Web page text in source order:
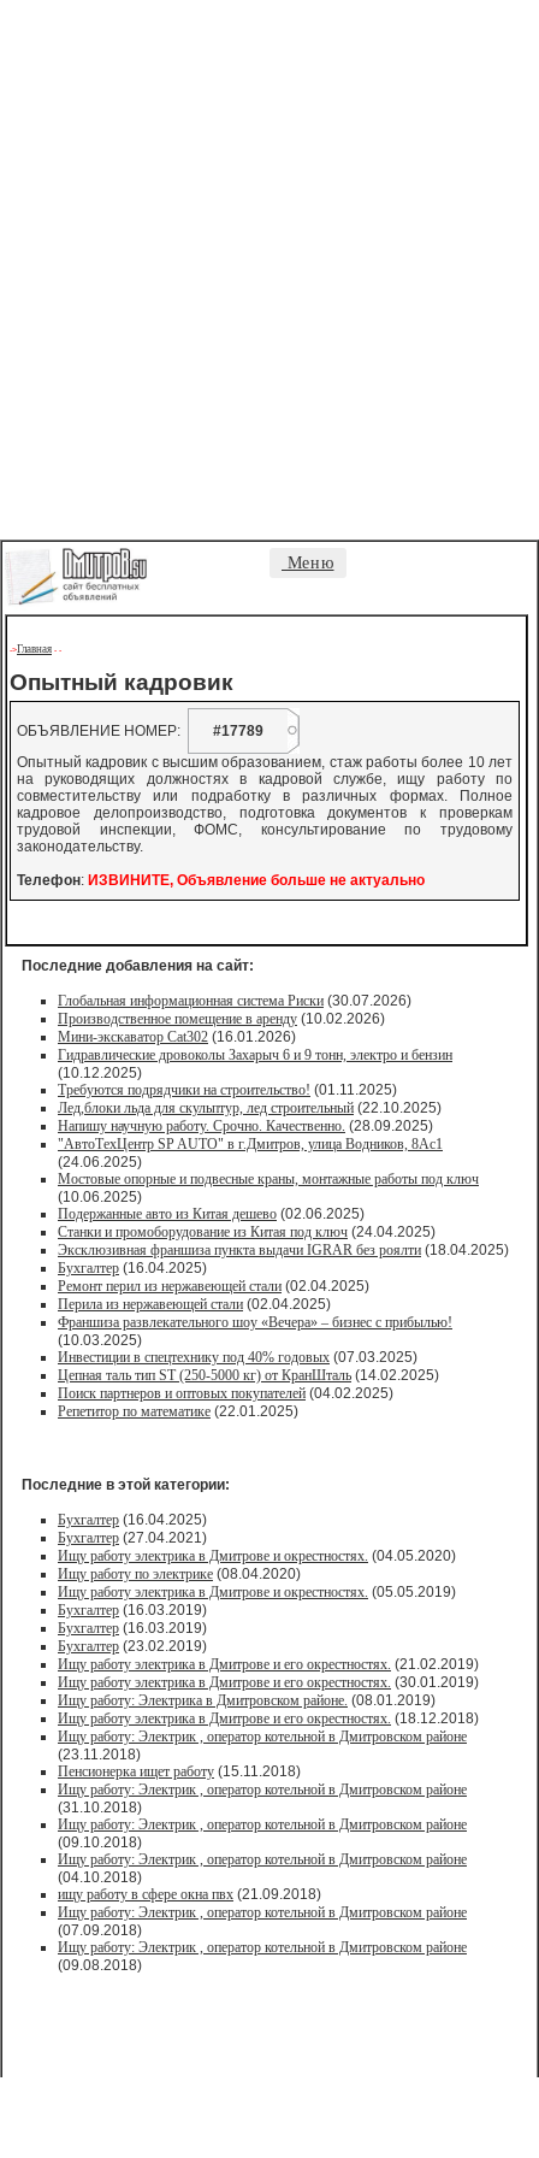
Меню
->Главная - -
Опытный кадровик
ОБЪЯВЛЕНИЕ НОМЕР:
#17789
Опытный кадровик с высшим образованием, стаж работы более 10 лет
на руководящих должностях в кадровой службе, ищу работу по
совместительству или подработку в различных формах. Полное
кадровое делопроизводство, подготовка документов к проверкам
трудовой инспекции, ФОМС, консультирование по трудовому
законодательству.
Телефон: ИЗВИНИТЕ, Объявление больше не актуально
Последние добавления на сайт:
Глобальная информационная система Риски (30.07.2026)
Производственное помещение в аренду (10.02.2026)
Мини-экскаватор Cat302 (16.01.2026)
Гидравлические дровоколы Захарыч 6 и 9 тонн, электро и бензин
(10.12.2025)
Требуются подрядчики на строительство! (01.11.2025)
Лед,блоки льда для скульптур, лед строительный (22.10.2025)
Напишу научную работу. Срочно. Качественно. (28.09.2025)
"АвтоТехЦентр SP AUTO" в г.Дмитров, улица Водников, 8Ас1
(24.06.2025)
Мостовые опорные и подвесные краны, монтажные работы под ключ
(10.06.2025)
Подержанные авто из Китая дешево (02.06.2025)
Станки и промоборудование из Китая под ключ (24.04.2025)
Эксклюзивная франшиза пункта выдачи IGRAR без роялти (18.04.2025)
Бухгалтер (16.04.2025)
Ремонт перил из нержавеющей стали (02.04.2025)
Перила из нержавеющей стали (02.04.2025)
Франшиза развлекательного шоу «Вечера» – бизнес с прибылью!
(10.03.2025)
Инвестиции в спецтехнику под 40% годовых (07.03.2025)
Цепная таль тип ST (250-5000 кг) от КранШталь (14.02.2025)
Поиск партнеров и оптовых покупателей (04.02.2025)
Репетитор по математике (22.01.2025)
Последние в этой категории:
Бухгалтер (16.04.2025)
Бухгалтер (27.04.2021)
Ищу работу электрика в Дмитрове и окрестностях. (04.05.2020)
Ищу работу по электрике (08.04.2020)
Ищу работу электрика в Дмитрове и окрестностях. (05.05.2019)
Бухгалтер (16.03.2019)
Бухгалтер (16.03.2019)
Бухгалтер (23.02.2019)
Ищу работу электрика в Дмитрове и его окрестностях. (21.02.2019)
Ищу работу электрика в Дмитрове и его окрестностях. (30.01.2019)
Ищу работу: Электрика в Дмитровском районе. (08.01.2019)
Ищу работу электрика в Дмитрове и его окрестностях. (18.12.2018)
Ищу работу: Электрик , оператор котельной в Дмитровском районе
(23.11.2018)
Пенсионерка ищет работу (15.11.2018)
Ищу работу: Электрик , оператор котельной в Дмитровском районе
(31.10.2018)
Ищу работу: Электрик , оператор котельной в Дмитровском районе
(09.10.2018)
Ищу работу: Электрик , оператор котельной в Дмитровском районе
(04.10.2018)
ищу работу в сфере окна пвх (21.09.2018)
Ищу работу: Электрик , оператор котельной в Дмитровском районе
(07.09.2018)
Ищу работу: Электрик , оператор котельной в Дмитровском районе
(09.08.2018)